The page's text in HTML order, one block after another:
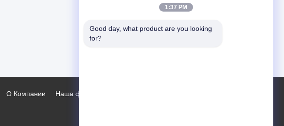
Наша фабрика
О Компании
1:37 PM
Good day, what product are you looking
for?